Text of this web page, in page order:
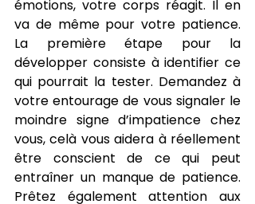
émotions, votre corps réagit. Il en
va de même pour votre patience.
La première étape pour la
développer consiste à identifier ce
qui pourrait la tester. Demandez à
votre entourage de vous signaler le
moindre signe d’impatience chez
vous, celà vous aidera à réellement
être conscient de ce qui peut
entraîner un manque de patience.
Prêtez également attention aux